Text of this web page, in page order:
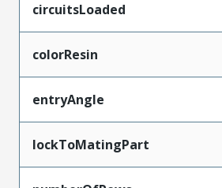
circuitsLoaded
colorResin
entryAngle
lockToMatingPart